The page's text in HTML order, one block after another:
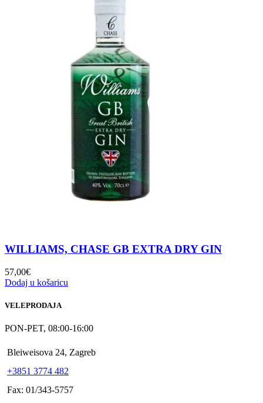
WILLIAMS, CHASE GB EXTRA DRY GIN
57,00€
Dodaj u košaricu
VELEPRODAJA
PON-PET, 08:00-16:00
Bleiweisova 24, Zagreb
+3851 3774 482
Fax: 01/343-5757